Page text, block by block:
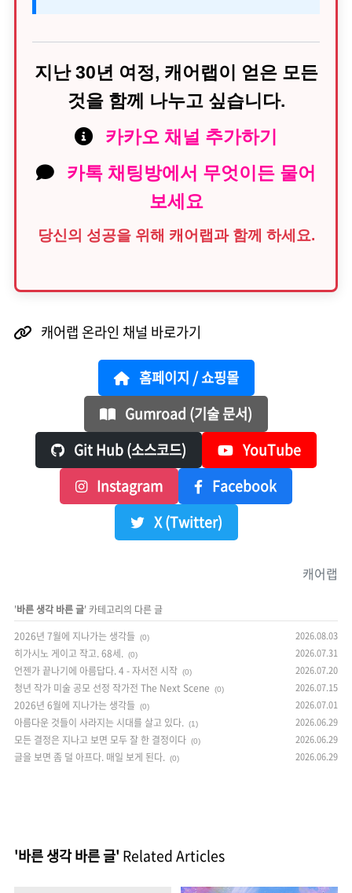
지난 30년 여정, 캐어랩이 얻은 모든
것을 함께 나누고 싶습니다.
카카오 채널 추가하기
카톡 채팅방에서 무엇이든 물어
보세요
당신의 성공을 위해 캐어랩과 함께 하세요.
캐어랩 온라인 채널 바로가기
홈페이지 / 쇼핑몰
Gumroad (기술 문서)
Git Hub (소스코드)
YouTube
Instagram
Facebook
X (Twitter)
캐어랩
'바른 생각 바른 글' 카테고리의 다른 글
2026년 7월에 지나가는 생각들 (0) 2026.08.03
히가시노 게이고 작고. 68세. (0) 2026.07.31
언젠가 끝나기에 아름답다. 4 - 자서전 시작 (0) 2026.07.20
청년 작가 미술 공모 선정 작가전 The Next Scene (0) 2026.07.15
2026년 6월에 지나가는 생각들 (0) 2026.07.01
아름다운 것들이 사라지는 시대를 살고 있다. (1) 2026.06.29
모든 결정은 지나고 보면 모두 잘 한 결정이다 (0) 2026.06.29
글을 보면 좀 덜 아프다. 매일 보게 된다. (0) 2026.06.29
'바른 생각 바른 글' Related Articles